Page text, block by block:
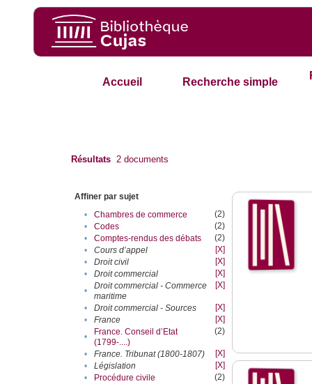
Accueil Recherche simple
Résultats 2 documents
Affiner par sujet
•
Chambres de commerce
(2)
•
Codes
(2)
•
Comptes-rendus des débats
(2)
•
Cours d’appel
[X]
•
Droit civil
[X]
•
Droit commercial
[X]
•
Droit commercial - Commerce
maritime
[X]
• Droit commercial - Sources
[X]
•
France
[X]
•
France. Conseil d’Etat
(1799-....)
(2)
• France. Tribunat (1800-1807)
[X]
•
Législation
[X]
•
Procédure civile
(2)